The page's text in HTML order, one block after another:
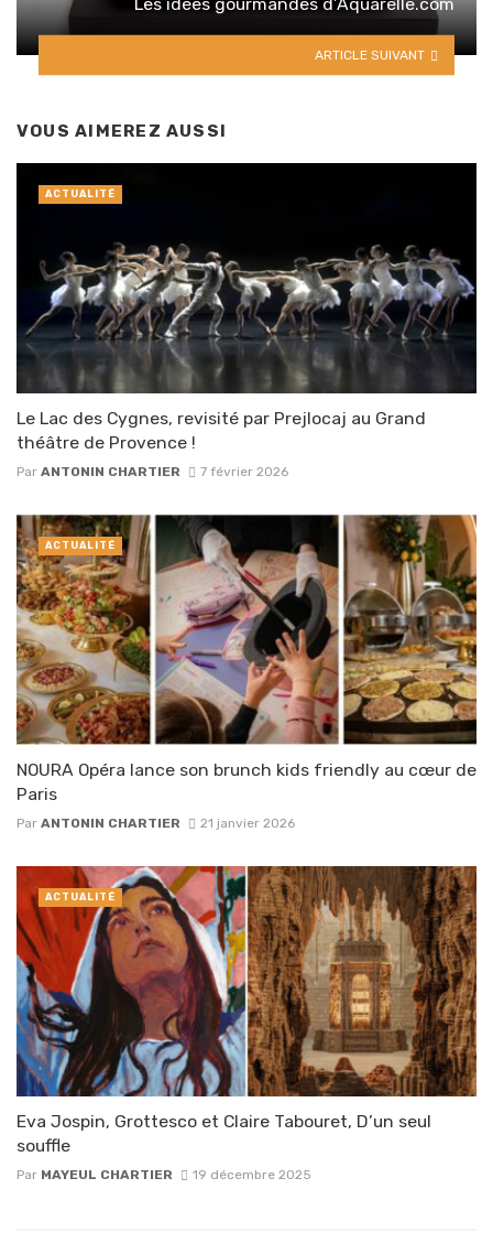
ARTICLE SUIVANT
VOUS AIMEREZ AUSSI
Le Lac des Cygnes, revisité par Prejlocaj au Grand
théâtre de Provence !
Par ANTONIN CHARTIER 7 février 2026
ACTUALITÉ
NOURA Opéra lance son brunch kids friendly au cœur de
Paris
Par ANTONIN CHARTIER 21 janvier 2026
ACTUALITÉ
Eva Jospin, Grottesco et Claire Tabouret, D’un seul
souffle
Par MAYEUL CHARTIER 19 décembre 2025
ACTUALITÉ